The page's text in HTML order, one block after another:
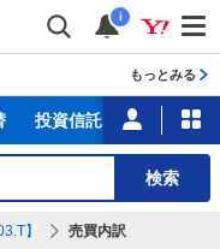
i
もっとみる
投資信託 ニュース
検索
】 売買内訳